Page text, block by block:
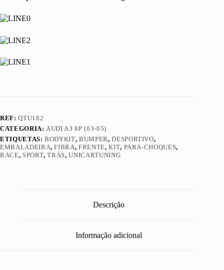
(03-
05)
Kit
Race
REF:QTU182
CATEGORIA:AUDI A3 8P (03-05)
ETIQUETAS:BODYKIT,BUMPER,DESPORTIVO,
EMBALADEIRA,FIBRA,FRENTE,KIT, PARA-CHOQUES,
RACE, SPORT,TRÁS,UNICARTUNING
Descrição
Informação adicional